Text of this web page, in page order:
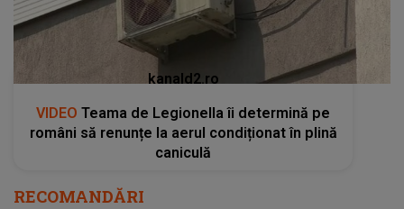
kanald2.ro
VIDEO Teama de Legionella îi determină pe
români să renunțe la aerul condiționat în plină
caniculă
RECOMANDĂRI